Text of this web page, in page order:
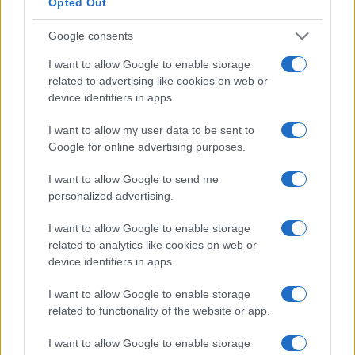
Google consents
I want to allow Google to enable storage
related to advertising like cookies on web or
device identifiers in apps.
I want to allow my user data to be sent to
Google for online advertising purposes.
I want to allow Google to send me
personalized advertising.
I want to allow Google to enable storage
related to analytics like cookies on web or
device identifiers in apps.
I want to allow Google to enable storage
related to functionality of the website or app.
I want to allow Google to enable storage
e desde então se tornou a maior troca de criptografia do
mundo.
Gate.io
Gate.io é uma bolsa de criptomoeda americana que foi
lançada em 2017. A troca está disponível em inglês e
chinês (o último sendo muito útil para investidores
ampla seleção de pares de negociação. Você pode
também demonstra um volume de negociação
impressionante. Quase todos os dias, é uma das 20
negociação. O volume de negociação é de aprox. US $
100 milhões por dia. Os 10 principais pares de negociação
no Gate.io em termos de volume de negociação geralmente